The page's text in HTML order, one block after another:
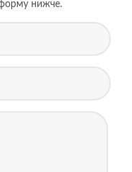
форму нижче.